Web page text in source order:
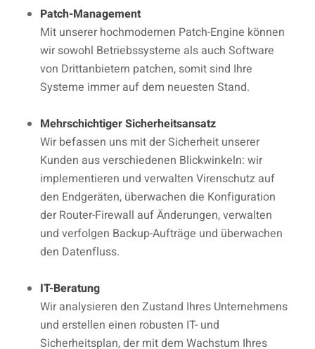
Patch-Management
Mit unserer hochmodernen Patch-Engine können
wir sowohl Betriebssysteme als auch Software
von Drittanbietern patchen, somit sind Ihre
Systeme immer auf dem neuesten Stand.
Mehrschichtiger Sicherheitsansatz
Wir befassen uns mit der Sicherheit unserer
Kunden aus verschiedenen Blickwinkeln: wir
implementieren und verwalten Virenschutz auf
den Endgeräten, überwachen die Konfiguration
der Router-Firewall auf Änderungen, verwalten
und verfolgen Backup-Aufträge und überwachen
den Datenfluss.
IT-Beratung
Wir analysieren den Zustand Ihres Unternehmens
und erstellen einen robusten IT- und
Sicherheitsplan, der mit dem Wachstum Ihres